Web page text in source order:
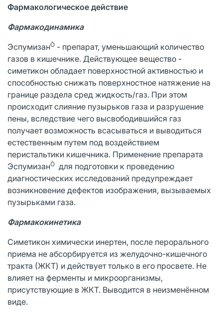
Фармакологическое действие
Фармакодинамика
ЭспумизанÒ - препарат, уменьшающий количество
газов в кишечнике. Действующее вещество -
симетикон обладает поверхностной активностью и
способностью снижать поверхностное натяжение на
границе раздела сред жидкость/газ. При этом
происходит слияние пузырьков газа и разрушение
пены, вследствие чего высвободившийся газ
получает возможность всасываться и выводиться
естественным путем под воздействием
перистальтики кишечника. Применение препарата
ЭспумизанÒ для подготовки к проведению
диагностических исследований предупреждает
возникновение дефектов изображения, вызываемых
пузырьками газа.
Фармакокинетика
Симетикон химически инертен, после перорального
приема не абсорбируется из желудочно-кишечного
тракта (ЖКТ) и действует только в его просвете. Не
влияет на ферменты и микроорганизмы,
присутствующие в ЖКТ. Выводится в неизменённом
виде.